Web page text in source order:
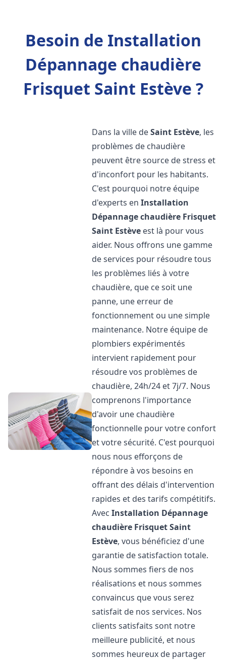
Besoin de Installation
Dépannage chaudière
Frisquet Saint Estève ?
Dans la ville deSaint Estève, les
problèmes de chaudière
peuvent être source de stress et
d'inconfort pour les habitants.
C'est pourquoi notre équipe
d'experts enInstallation
Dépannage chaudière Frisquet
Saint Estève est là pour vous
aider. Nous offrons une gamme
de services pour résoudre tous
les problèmes liés à votre
chaudière, que ce soit une
panne, une erreur de
fonctionnement ou une simple
maintenance. Notre équipe de
plombiers expérimentés
intervient rapidement pour
résoudre vos problèmes de
chaudière, 24h/24 et 7j/7. Nous
comprenons l'importance
d'avoir une chaudière
fonctionnelle pour votre confort
et votre sécurité. C'est pourquoi
nous nous efforçons de
répondre à vos besoins en
offrant des délais d'intervention
rapides et des tarifs compétitifs.
AvecInstallation Dépannage
chaudière FrisquetSaint
Estève, vous bénéficiez d'une
garantie de satisfaction totale.
Nous sommes fiers de nos
réalisations et nous sommes
convaincus que vous serez
satisfait de nos services. Nos
clients satisfaits sont notre
meilleure publicité, et nous
sommes heureux de partager